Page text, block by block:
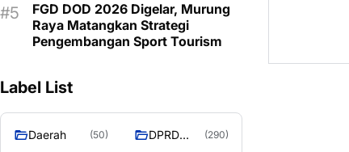
untuk Majukan Murung Raya
FGD DOD 2026 Digelar, Murung
Raya Matangkan Strategi
Pengembangan Sport Tourism
Label List
Daerah (50)
DPRD
(290)